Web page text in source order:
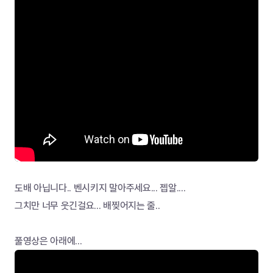
도배 아닙니다.. 벤시키지 말아주세요... 젭알....
그치만 너무 웃긴걸요... 배찢어지는 줄..
풀영상은 아래에...